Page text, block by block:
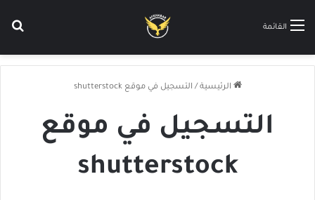
القائمة
الرئيسية / التسجيل في موقع shutterstock
التسجيل في موقع
shutterstock